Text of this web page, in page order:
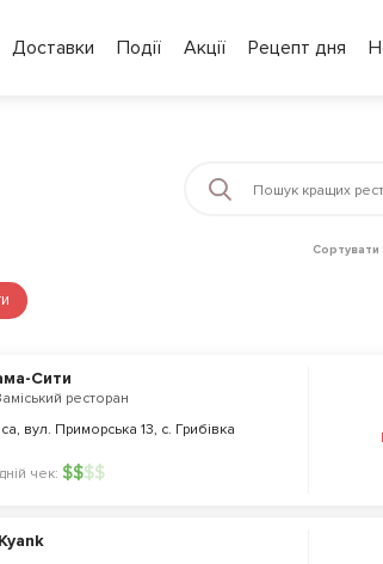
Доставки Події Акції Рецепт дня
Сортувати
Сити
ресторан
вул. Приморська 13, с. Грибівка
чек: $$$$